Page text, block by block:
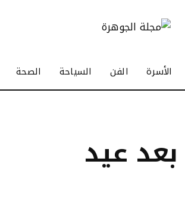
الأسرة الفن السياحة الصحة
عيد